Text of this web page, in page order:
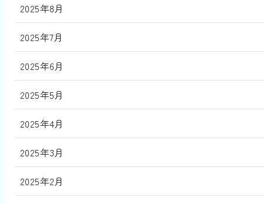
2025年8月
2025年7月
2025年6月
2025年5月
2025年4月
2025年3月
2025年2月